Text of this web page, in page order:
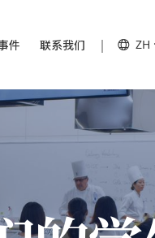
件 联系我们 ZH